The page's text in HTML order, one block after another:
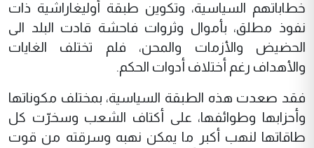
خطاباتهم السياسية، وتكوين طبقة أوليغاراشية ذات
نفوذ مطلق، بأموال وثروات فاحشة قادت البلد الى
الحضيض والأزمات والمحن، فلم تختلف الغايات
والأهداف رغم أختلاف أدوات الحكم.
فقد صعدت هذه الطبقة السياسية، بمختلف مكوناتها
وأحزابها وطوائفها، على أكتاف الشعب وسخرّت كل
طاقاتها لنهب أكبر ما يمكن نهبه وسرقته من قوت